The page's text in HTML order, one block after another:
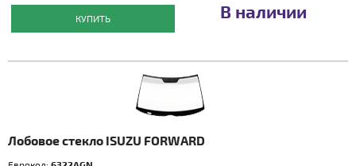
КУПИТЬ В наличии
Лобовое стекло ISUZU FORWARD